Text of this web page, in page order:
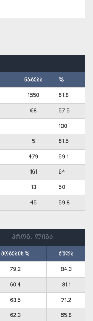
წაგება %
1550 61.8
68 57.5
100
5 61.5
479 59.1
161 64
13 50
45 59.8
პროგ. ლიგა
მოგების % ქულა
79.2 84.3
60.4 81.1
63.5 71.2
62.3 65.8